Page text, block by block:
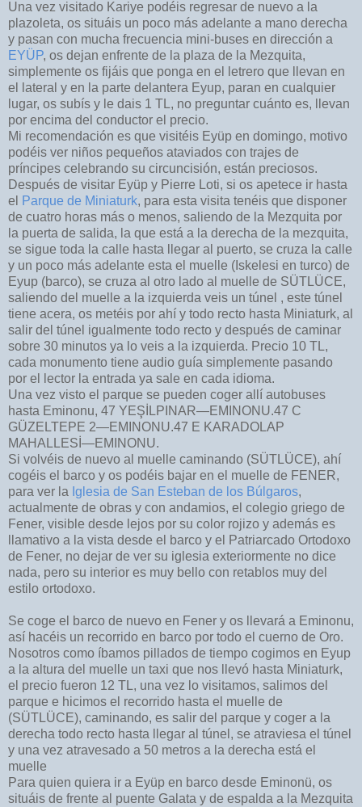
Una vez visitado Kariye podéis regresar de nuevo a la
plazoleta, os situáis un poco más adelante a mano derecha
y pasan con mucha frecuencia mini-buses en dirección a
EYÜP, os dejan enfrente de la plaza de la Mezquita,
simplemente os fijáis que ponga en el letrero que llevan en
el lateral y en la parte delantera Eyup, paran en cualquier
lugar, os subís y le dais 1 TL, no preguntar cuánto es, llevan
por encima del conductor el precio.
Mi recomendación es que visitéis Eyüp en domingo, motivo
podéis ver niños pequeños ataviados con trajes de
príncipes celebrando su circuncisión, están preciosos.
Después de visitar Eyüp y Pierre Loti, si os apetece ir hasta
el
Parque de Miniaturk, para esta visita tenéis que disponer
de cuatro horas más o menos, saliendo de la Mezquita por
la puerta de salida, la que está a la derecha de la mezquita,
se sigue toda la calle hasta llegar al puerto, se cruza la calle
y un poco más adelante esta el muelle (Iskelesi en turco) de
Eyup (barco), se cruza al otro lado al muelle de SÜTLÜCE,
saliendo del muelle a la izquierda veis un túnel , este túnel
tiene acera, os metéis por ahí y todo recto hasta Miniaturk, al
salir del túnel igualmente todo recto y después de caminar
sobre 30 minutos ya lo veis a la izquierda. Precio 10 TL,
cada monumento tiene audio guía simplemente pasando
por el lector la entrada ya sale en cada idioma.
Una vez visto el parque se pueden coger allí autobuses
hasta Eminonu, 47 YEŞİLPINAR—EMINONU.47 C
GÜZELTEPE 2—EMINONU.47 E KARADOLAP
MAHALLESİ—EMINONU.
Si volvéis de nuevo al muelle caminando (SÜTLÜCE), ahí
cogéis el barco y os podéis bajar en el muelle de FENER,
para ver la Iglesia de San Esteban de los Búlgaros,
actualmente de obras y con andamios, el colegio griego de
Fener, visible desde lejos por su color rojizo y además es
llamativo a la vista desde el barco y el Patriarcado Ortodoxo
de Fener, no dejar de ver su iglesia exteriormente no dice
nada, pero su interior es muy bello con retablos muy del
estilo ortodoxo.
Se coge el barco de nuevo en Fener y os llevará a Eminonu,
así hacéis un recorrido en barco por todo el cuerno de Oro.
Nosotros como íbamos pillados de tiempo cogimos en Eyup
a la altura del muelle un taxi que nos llevó hasta Miniaturk,
el precio fueron 12 TL, una vez lo visitamos, salimos del
parque e hicimos el recorrido hasta el muelle de
(SÜTLÜCE), caminando, es salir del parque y coger a la
derecha todo recto hasta llegar al túnel, se atraviesa el túnel
y una vez atravesado a 50 metros a la derecha está el
muelle
Para quien quiera ir a Eyüp en barco desde Eminonü, os
situáis de frente al puente Galata y de espalda a la Mezquita